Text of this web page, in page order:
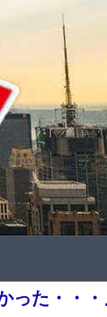
った・・